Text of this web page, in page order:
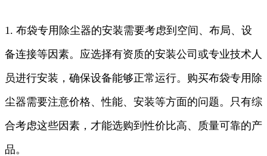
1. 布袋专用除尘器的安装需要考虑到空间、布局、设
备连接等因素。应选择有资质的安装公司或专业技术人
员进行安装，确保设备能够正常运行。购买布袋专用除
尘器需要注意价格、性能、安装等方面的问题。只有综
合考虑这些因素，才能选购到性价比高、质量可靠的产
品。